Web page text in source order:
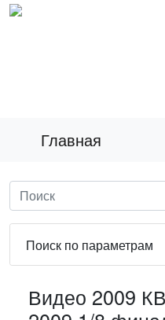
Главная
Поиск по параметрам
Видео 2009